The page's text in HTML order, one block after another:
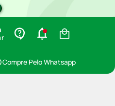
Compre Pelo Whatsapp